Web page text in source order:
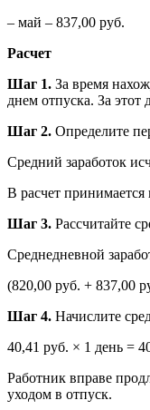
– май – 837,00 руб.
Расчет
Шаг 1. За время
днем отпуска. За этот
Шаг 2. Определите
Средний заработок
В расчет принимается
Шаг 3. Рассчитайте
Среднедневной
(820,00 руб. + 837,00
Шаг 4. Начислите
40,41 руб. × 1 день =
Работник вправе
уходом в отпуск.